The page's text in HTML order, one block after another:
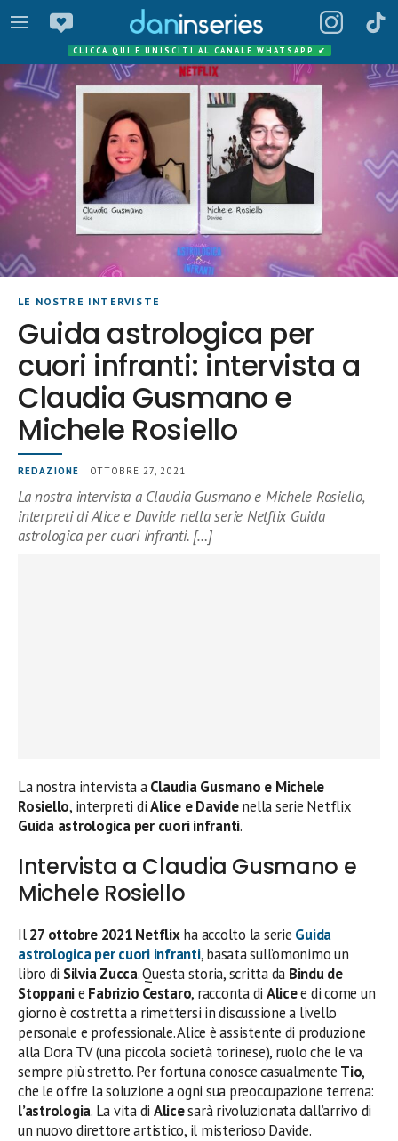
CLICCA QUI E UNISCITI AL CANALE WHATSAPP ✔
LE NOSTRE INTERVISTE
Guida astrologica per
cuori infranti: intervista a
Claudia Gusmano e
Michele Rosiello
REDAZIONE | OTTOBRE 27, 2021
La nostra intervista a Claudia Gusmano e Michele Rosiello,
interpreti di Alice e Davide nella serie Netflix Guida
astrologica per cuori infranti. […]
La nostra intervista aClaudia Gusmano e Michele
Rosiello, interpreti diAlice e Davidenella serie Netflix
Guida astrologica per cuori infranti.
Intervista a Claudia Gusmano e
Michele Rosiello
Il27 ottobre 2021 Netflixha accolto la serie Guida
astrologica per cuori infranti, basata sull’omonimo un
libro di Silvia Zucca. Questa storia, scritta da Bindu de
Stoppanie Fabrizio Cestaro, racconta di Alicee di come un
giorno è costretta a rimettersi in discussione a livello
personale e professionale. Alice è assistente di produzione
alla Dora TV (una piccola società torinese), ruolo che le va
sempre più stretto. Per fortuna conosce casualmente Tio,
che le offre la soluzione a ogni sua preoccupazione terrena:
l’astrologia. La vita di Alicesarà rivoluzionata dall’arrivo di
un nuovo direttore artistico, il misterioso Davide.